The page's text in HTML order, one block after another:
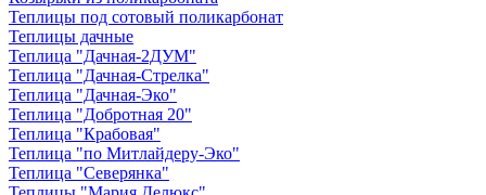
Теплицы под сотовый поликарбонат
Теплицы дачные
Теплица "Дачная-2ДУМ"
Теплица "Дачная-Стрелка"
Теплица "Дачная-Эко"
Теплица "Добротная 20"
Теплица "Крабовая"
Теплица "по Митлайдеру-Эко"
Теплица "Северянка"